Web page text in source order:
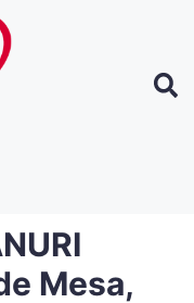
Mesa,